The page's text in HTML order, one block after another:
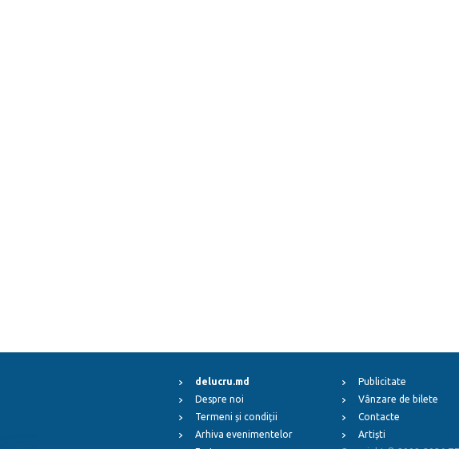
delucru.md
Despre noi
Termeni și condiții
Arhiva evenimentelor
Publicitate
Vânzare de bilete
Contacte
Artiști